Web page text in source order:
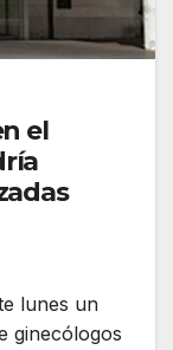
el
lunes un
ginecólogos